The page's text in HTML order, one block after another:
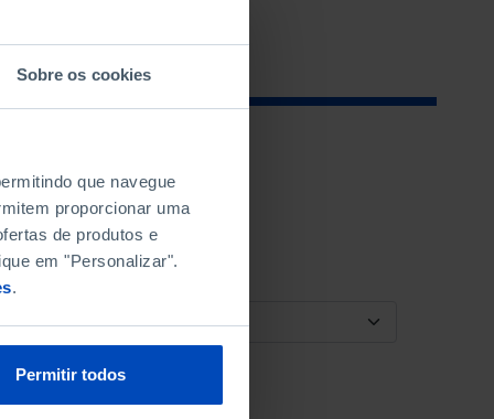
Sobre os cookies
que navegue
proporcionar uma
de produtos e
em "Personalizar".
.
Permitir todos
ORDENAR POR